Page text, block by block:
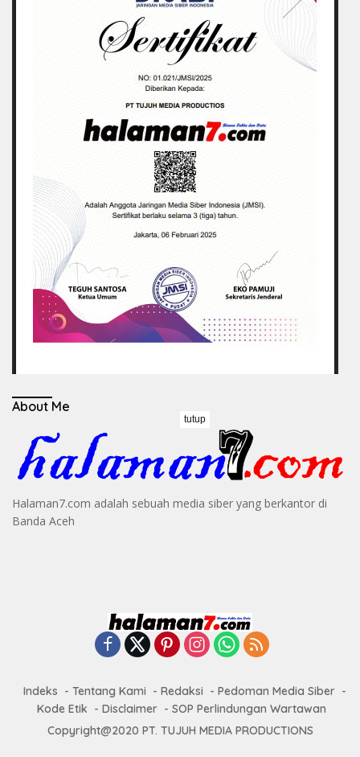
About Me
Halaman7.com adalah sebuah media siber yang berkantor di
Banda Aceh
Indeks Tentang Kami Redaksi
Pedoman Media Siber
Kode Etik
Disclaimer
SOP Perlindungan Wartawan
Copyright@2020 PT. TUJUH MEDIA PRODUCTIONS
tutup